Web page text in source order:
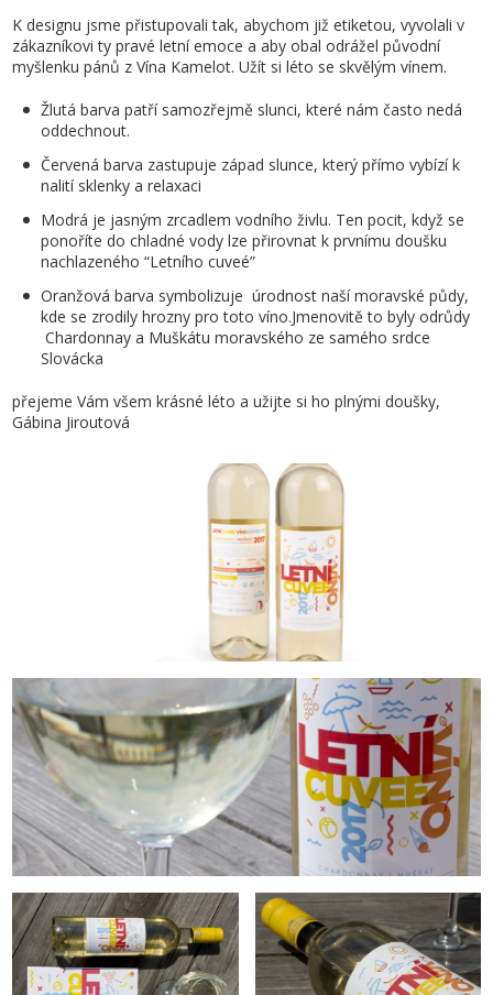
K designu jsme přistupovali tak, abychom již etiketou, vyvolali v
zákazníkovi ty pravé letní emoce a aby obal odrážel původní
myšlenku pánů z Vína Kamelot. Užít si léto se skvělým vínem.
Žlutá barva patří samozřejmě slunci, které nám často nedá
oddechnout.
Červená barva zastupuje západ slunce, který přímo vybízí k
nalití sklenky a relaxaci
Modrá je jasným zrcadlem vodního živlu. Ten pocit, když se
ponoříte do chladné vody lze přirovnat k prvnímu doušku
nachlazeného “Letního cuveé”
Oranžová barva symbolizuje úrodnost naší moravské půdy,
kde se zrodily hrozny pro toto víno.Jmenovitě to byly odrůdy
Chardonnay a Muškátu moravského ze samého srdce
Slovácka
přejeme Vám všem krásné léto a užijte si ho plnými doušky,
Gábina Jiroutová